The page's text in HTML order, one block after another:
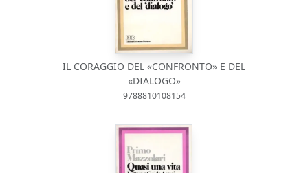
IL CORAGGIO DEL «CONFRONTO» E DEL
«DIALOGO»
9788810108154